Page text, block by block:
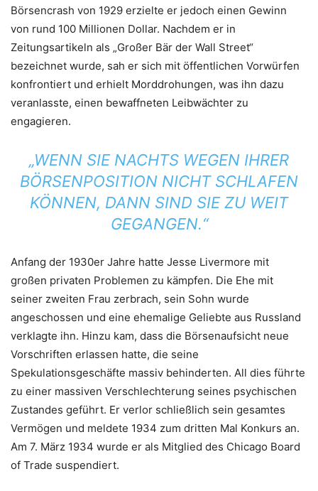
Börsencrash von 1929 erzielte er jedoch einen Gewinn
von rund 100 Millionen Dollar. Nachdem er in
Zeitungsartikeln als „Großer Bär der Wall Street“
bezeichnet wurde, sah er sich mit öffentlichen Vorwürfen
konfrontiert und erhielt Morddrohungen, was ihn dazu
veranlasste, einen bewaffneten Leibwächter zu
engagieren.
„WENN SIE NACHTS WEGEN IHRER
BÖRSENPOSITION NICHT SCHLAFEN
KÖNNEN, DANN SIND SIE ZU WEIT
GEGANGEN.“
Anfang der 1930er Jahre hatte Jesse Livermore mit
großen privaten Problemen zu kämpfen. Die Ehe mit
seiner zweiten Frau zerbrach, sein Sohn wurde
angeschossen und eine ehemalige Geliebte aus Russland
verklagte ihn. Hinzu kam, dass die Börsenaufsicht neue
Vorschriften erlassen hatte, die seine
Spekulationsgeschäfte massiv behinderten. All dies führte
zu einer massiven Verschlechterung seines psychischen
Zustandes geführt. Er verlor schließlich sein gesamtes
Vermögen und meldete 1934 zum dritten Mal Konkurs an.
Am 7. März 1934 wurde er als Mitglied des Chicago Board
of Trade suspendiert.